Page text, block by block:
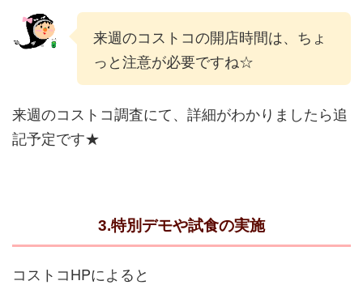
来週のコストコの開店時間は、ちょ
っと注意が必要ですね☆
来週のコストコ調査にて、詳細がわかりましたら追
記予定です★
3.特別デモや試食の実施
コストコHPによると